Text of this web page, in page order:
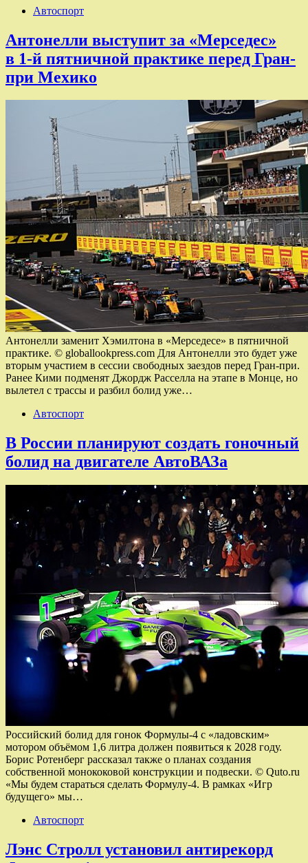
Автоспорт
Антонелли выступит за «Мерседес»
в 1-й пятничной практике перед Гран-
при Мехико
Антонелли заменит Хэмилтона в «Мерседесе» в пятничной
практике. © globallookpress.com Для Антонелли это будет уже
вторым участием в сессии свободных заездов перед Гран-при.
Ранее Кими подменят Джордж Расселла на этапе в Монце, но
вылетел с трассы и разбил болид уже…
Автоспорт
В России планируют создать гоночный
болид на двигателе АвтоВАЗа
Российский болид для гонок Формулы-4 с «ладовским»
мотором объёмом 1,6 литра должен появиться к 2028 году.
Борис Ротенберг рассказал также о планах создания
собственной монококовой конструкции и подвески. © Quto.ru
«Мы будем стараться сделать Формулу-4. В рамках «Игр
будущего» мы…
Автоспорт
Лэнс Стролл установил антирекорд